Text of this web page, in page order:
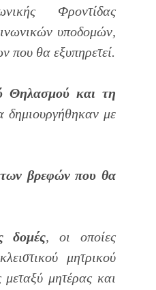
Φροντίδας
υποδομών,
που θα εξυπηρετεί.
Θηλασμού και τη
δημιουργήθηκαν με
βρεφών που θα
δομές, οι οποίες
μητρικού
μητέρας και